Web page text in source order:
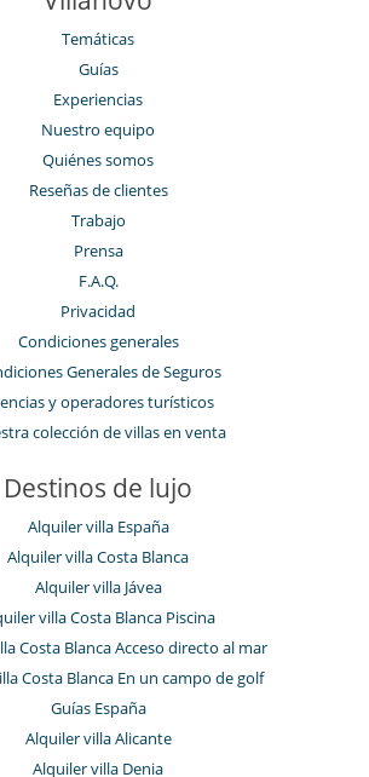
Temáticas
Guías
Experiencias
Nuestro equipo
Quiénes somos
Reseñas de clientes
Trabajo
Prensa
F.A.Q.
Privacidad
Condiciones generales
Generales de Seguros
y operadores turísticos
colección de villas en venta
Destinos de lujo
Alquiler villa España
Alquiler villa Costa Blanca
Alquiler villa Jávea
villa Costa Blanca Piscina
Costa Blanca Acceso directo al mar
Costa Blanca En un campo de golf
Guías España
Alquiler villa Alicante
Alquiler villa Denia